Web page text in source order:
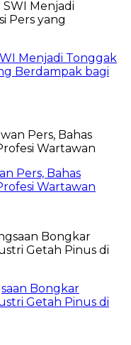
Menjadi Tonggak
Berdampak bagi
Pers, Bahas
Wartawan
Bongkar
Getah Pinus di